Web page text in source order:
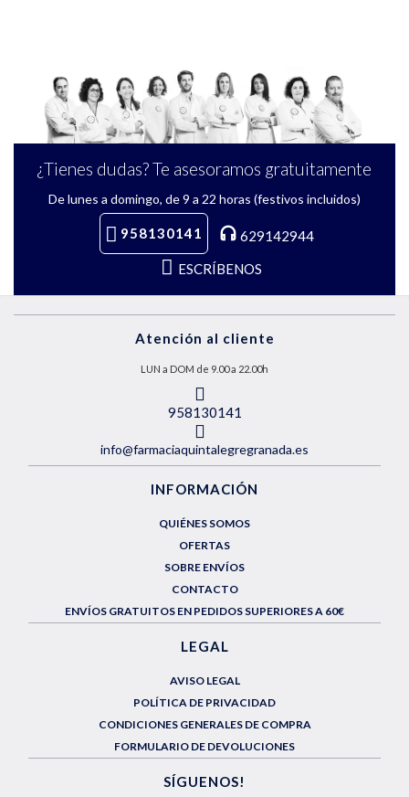
¿Tienes dudas? Te asesoramos gratuitamente
De lunes a domingo, de 9 a 22 horas (festivos incluidos)
958130141
629142944
ESCRÍBENOS
Atención al cliente
LUN a DOM de 9.00 a 22.00h
958130141
info@farmaciaquintalegregranada.es
INFORMACIÓN
QUIÉNES SOMOS
OFERTAS
SOBRE ENVÍOS
CONTACTO
ENVÍOS GRATUITOS EN PEDIDOS SUPERIORES A 60€
LEGAL
AVISO LEGAL
POLÍTICA DE PRIVACIDAD
CONDICIONES GENERALES DE COMPRA
FORMULARIO DE DEVOLUCIONES
SÍGUENOS!